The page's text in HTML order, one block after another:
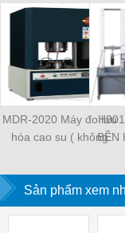
MDR-2020 Máy đo lưu
hóa cao su ( khôngBỀN
Sản phẩm xem